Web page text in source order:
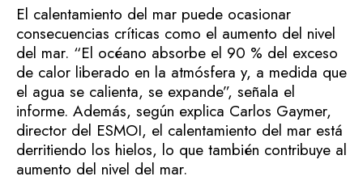
El calentamiento del mar puede ocasionar
consecuencias críticas como el aumento del nivel
del mar. “El océano absorbe el 90 % del exceso
de calor liberado en la atmósfera y, a medida que
el agua se calienta, se expande”, señala el
informe. Además, según explica Carlos Gaymer,
director del ESMOI, el calentamiento del mar está
derritiendo los hielos, lo que también contribuye al
aumento del nivel del mar.